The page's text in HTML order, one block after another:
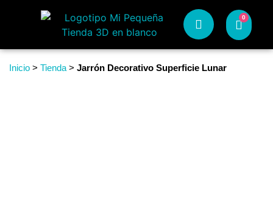
0
Inicio > Tienda > Jarrón Decorativo Superficie Lunar